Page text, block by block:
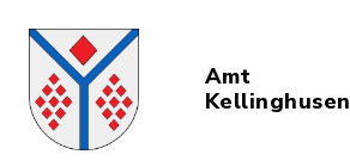
Amt
Kellinghusen